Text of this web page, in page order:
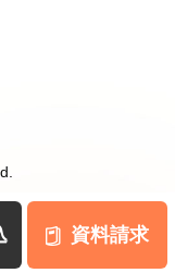
資料請求